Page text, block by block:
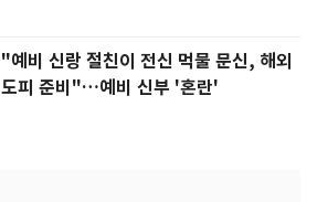
"예비 신랑 절친이 전신 먹물 문신, 해외
도피 준비"…예비 신부 '혼란'